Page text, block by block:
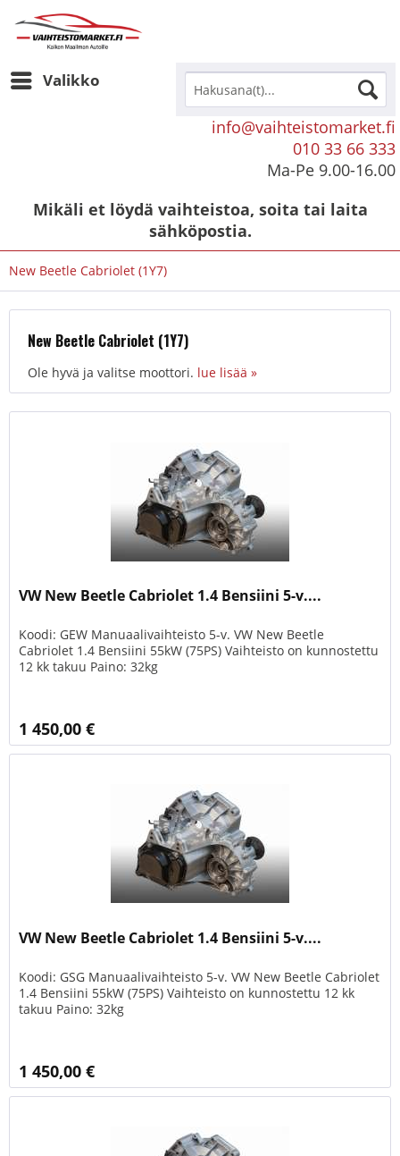
Valikko
info@vaihteistomarket.fi
010 33 66 333
Ma-Pe 9.00-16.00
Mikäli et löydä vaihteistoa, soita tai laita
sähköpostia.
New Beetle Cabriolet (1Y7)
New Beetle Cabriolet (1Y7)
Ole hyvä ja valitse moottori. lue lisää »
VW New Beetle Cabriolet 1.4 Bensiini 5-v....
Koodi: GEW Manuaalivaihteisto 5-v. VW New Beetle
Cabriolet 1.4 Bensiini 55kW (75PS) Vaihteisto on kunnostettu
12 kk takuu Paino: 32kg
1 450,00 €
VW New Beetle Cabriolet 1.4 Bensiini 5-v....
Koodi: GSG Manuaalivaihteisto 5-v. VW New Beetle Cabriolet
1.4 Bensiini 55kW (75PS) Vaihteisto on kunnostettu 12 kk
takuu Paino: 32kg
1 450,00 €